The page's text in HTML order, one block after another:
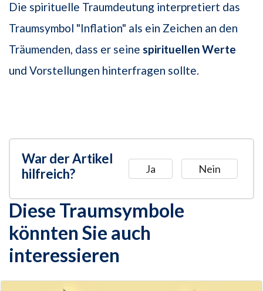
Die spirituelle Traumdeutung interpretiert das
Traumsymbol "Inflation" als ein Zeichen an den
Träumenden, dass er seine spirituellen Werte
und Vorstellungen hinterfragen sollte.
War der Artikel
hilfreich?
Ja Nein
Diese Traumsymbole
könnten Sie auch
interessieren